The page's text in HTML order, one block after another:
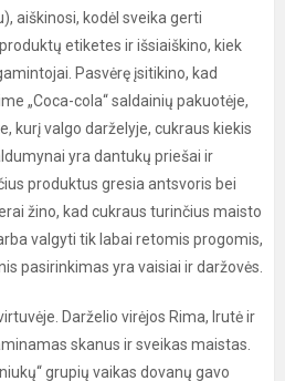
aiškinosi, kodėl sveika gerti
etiketes ir išsiaiškino, kiek
Pasvėrę įsitikino, kad
„Coca-cola“ saldainių pakuotėje,
kurį valgo darželyje, cukraus kiekis
yra dantukų priešai ir
produktus gresia antsvoris bei
žino, kad cukraus turinčius maisto
valgyti tik labai retomis progomis,
pasirinkimas yra vaisiai ir daržovės.
Darželio virėjos Rima, Irutė ir
skanus ir sveikas maistas.
grupių vaikas dovanų gavo